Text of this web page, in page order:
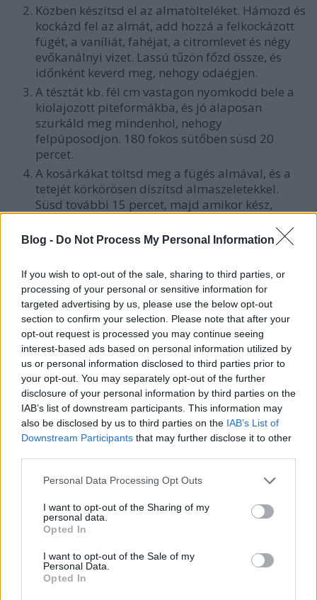
Blog - Do Not Process My Personal Information
If you wish to opt-out of the sale, sharing to third parties, or
processing of your personal or sensitive information for
targeted advertising by us, please use the below opt-out
section to confirm your selection. Please note that after your
opt-out request is processed you may continue seeing
interest-based ads based on personal information utilized by
us or personal information disclosed to third parties prior to
your opt-out. You may separately opt-out of the further
disclosure of your personal information by third parties on the
IAB’s list of downstream participants. This information may
also be disclosed by us to third parties on the IAB’s List of
Downstream Participants that may further disclose it to other
Please note that this website/app uses one or more Google
not limited to your visit or usage behaviour. You may click to
grant or deny consent to Google and its third-party tags to
use your data for below specified purposes in below Google
consent section.
Personal Data Processing Opt Outs
I want to opt-out of the Sharing of my
personal data.
Opted In
I want to opt-out of the Sale of my
Personal Data.
Opted In
Közben készítsd el az almatölteléket. Hámozd és
kockázd fel az almát, add hozzá a felkockázott
fügét, a vaníliát, fahéjat, a citromlevet és négy
evőkanálnyi vizet. Lassú tűzön főzd össze, és
időnként keverd meg, nehogy odaégjen.
A tésztát kb. fél cm vastagon nyomkodd bele a
kiolajozott piteformákba, és jó alaposan
szurkáld meg mindenhol, nehogy
felpúposodjon. 180 fokos sütőben süsd 20
percet.
A kosárkákat töltsd meg a fügés almával, és a
tetejét körkörösen díszítsd almaszeletekkel.
Süsd további 15 percet, majd amikor kész,
baracklekvárral.
Jó étvágyat!
Elkészítési idő: 70 perc
Ezt a receptünket átvette aVeganinjamagazin
legfrissebb száma is.
Nincs otthon bio növényi margarin? Nézz be a
Vegán Webáruház ba,ittpont egy ilyet találsz.
Tetszett ez a recept?
Akkor érdekelhet a legjobb leveseinket tartalmazó
új receptgyűjteményünk.
Kíváncsi vagy, mi van benne? Nézd meg róla ezt a
VIDEÓT.
Iratkozz fel a Hírlevélre, és mellé t
AJÁNDÉK
Szupergyors ÉdességekésSzupergyors
Vacsorákreceptfüzet